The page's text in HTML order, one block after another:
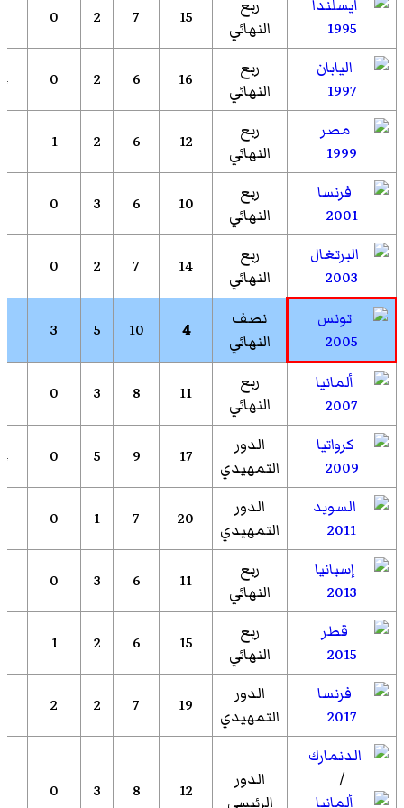
1995
ربع
النهائي
15
7
2
0
1997
ربع
النهائي
16
6
2
0
4
1999
ربع
النهائي
12
6
2
1
2001
ربع
النهائي
10
6
3
0
2003
ربع
النهائي
14
7
2
0
2005
نصف
النهائي
4
10
5
3
2007
ربع
النهائي
11
8
3
0
2009
الدور
التمهيدي
17
9
5
0
4
2011
الدور
التمهيدي
20
7
1
0
2013
ربع
النهائي
11
6
3
0
2015
ربع
النهائي
15
6
2
1
2017
الدور
التمهيدي
19
7
2
2
/
الدور
الرئيسي
12
8
3
0